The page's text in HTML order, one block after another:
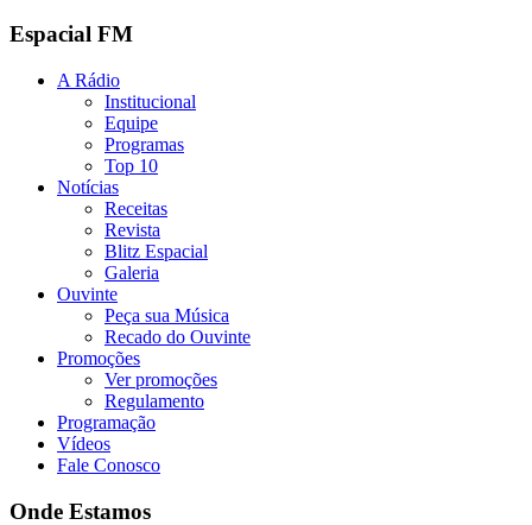
Espacial FM
A Rádio
Institucional
Equipe
Programas
Top 10
Notícias
Receitas
Revista
Blitz Espacial
Galeria
Ouvinte
Peça sua Música
Recado do Ouvinte
Promoções
Ver promoções
Regulamento
Programação
Vídeos
Fale Conosco
Onde Estamos